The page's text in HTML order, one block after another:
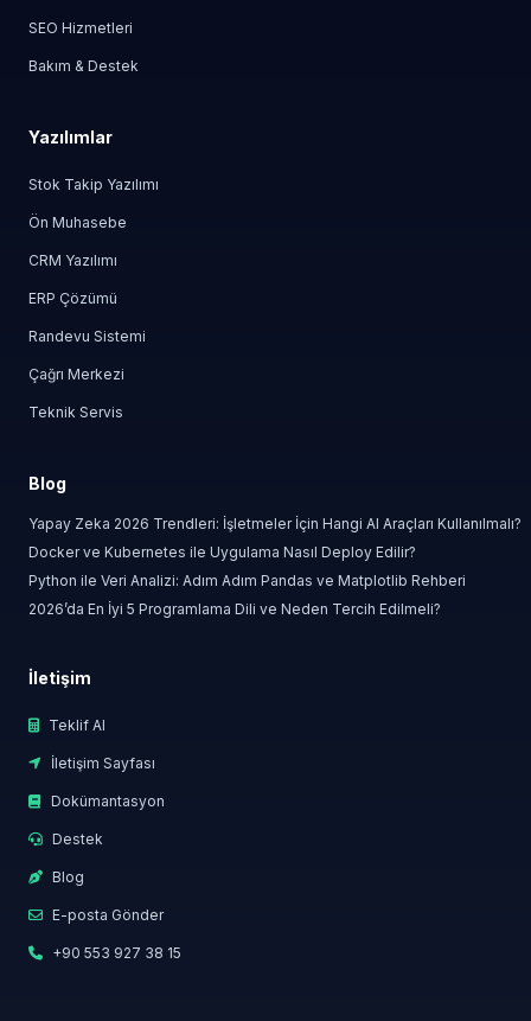
SEO Hizmetleri
Bakım & Destek
Yazılımlar
Stok Takip Yazılımı
Ön Muhasebe
CRM Yazılımı
ERP Çözümü
Randevu Sistemi
Çağrı Merkezi
Teknik Servis
Blog
Yapay Zeka 2026 Trendleri: İşletmeler İçin Hangi AI Araçları Kullanılmalı?
Docker ve Kubernetes ile Uygulama Nasıl Deploy Edilir?
Python ile Veri Analizi: Adım Adım Pandas ve Matplotlib Rehberi
2026’da En İyi 5 Programlama Dili ve Neden Tercih Edilmeli?
İletişim
Teklif Al
İletişim Sayfası
Dokümantasyon
Destek
Blog
E-posta Gönder
+90 553 927 38 15